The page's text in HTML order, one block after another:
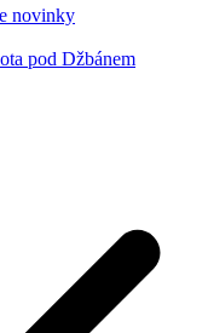
novinky
pod Džbánem